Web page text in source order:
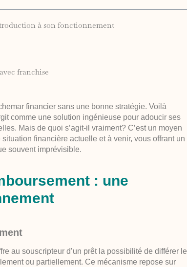
à son fonctionnement
franchise
financier sans une bonne stratégie. Voilà
comme une solution ingénieuse pour adoucir ses
Mais de quoi s’agit-il vraiment? C’est un moyen
financière actuelle et à venir, vous offrant un
souvent imprévisible.
: une
au souscripteur d’un prêt la possibilité de différer le
ou partiellement. Ce mécanisme repose sur